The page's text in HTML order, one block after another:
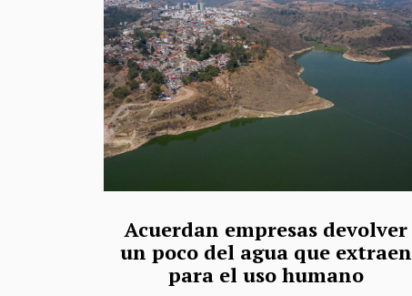
Acuerdan empresas devolver
un poco del agua que extraen
para el uso humano